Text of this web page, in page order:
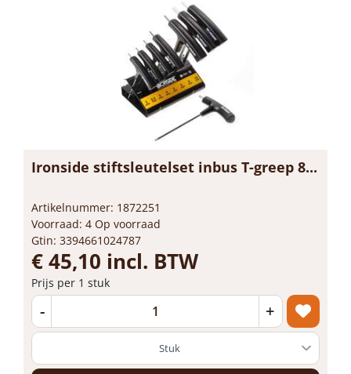
Ironside stiftsleutelset inbus T-greep 8...
Artikelnummer: 1872251
Voorraad: 4 Op voorraad
Gtin: 3394661024787
€ 45,10 incl. BTW
Prijs per 1 stuk
- +